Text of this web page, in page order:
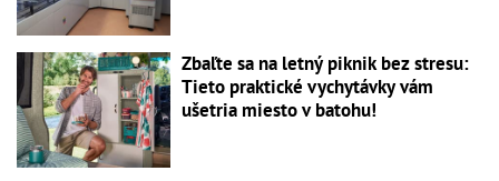
Zbaľte sa na letný piknik bez stresu:
Tieto praktické vychytávky vám
ušetria miesto v batohu!